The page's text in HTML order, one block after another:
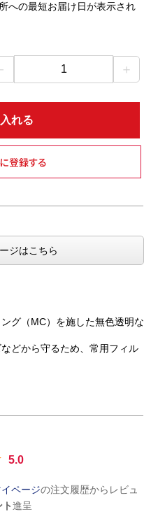
への最短お届け日が表示され
1 ＋
れる
ジはこちら
グ（MC）を施した無色透明な
どから守るため、常用フィル
5.0
イページの注文履歴からレビュ
進呈